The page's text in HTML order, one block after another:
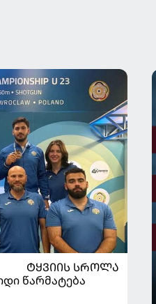
ᲢᲧᲕᲘᲘᲡ ᲡᲠᲝᲚᲐ
წარმატება